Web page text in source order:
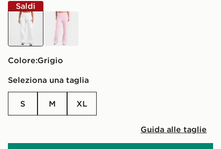
Saldi
grigio
rosa
Colore:
grigio
Seleziona una taglia
S M XL
Guida alle taglie